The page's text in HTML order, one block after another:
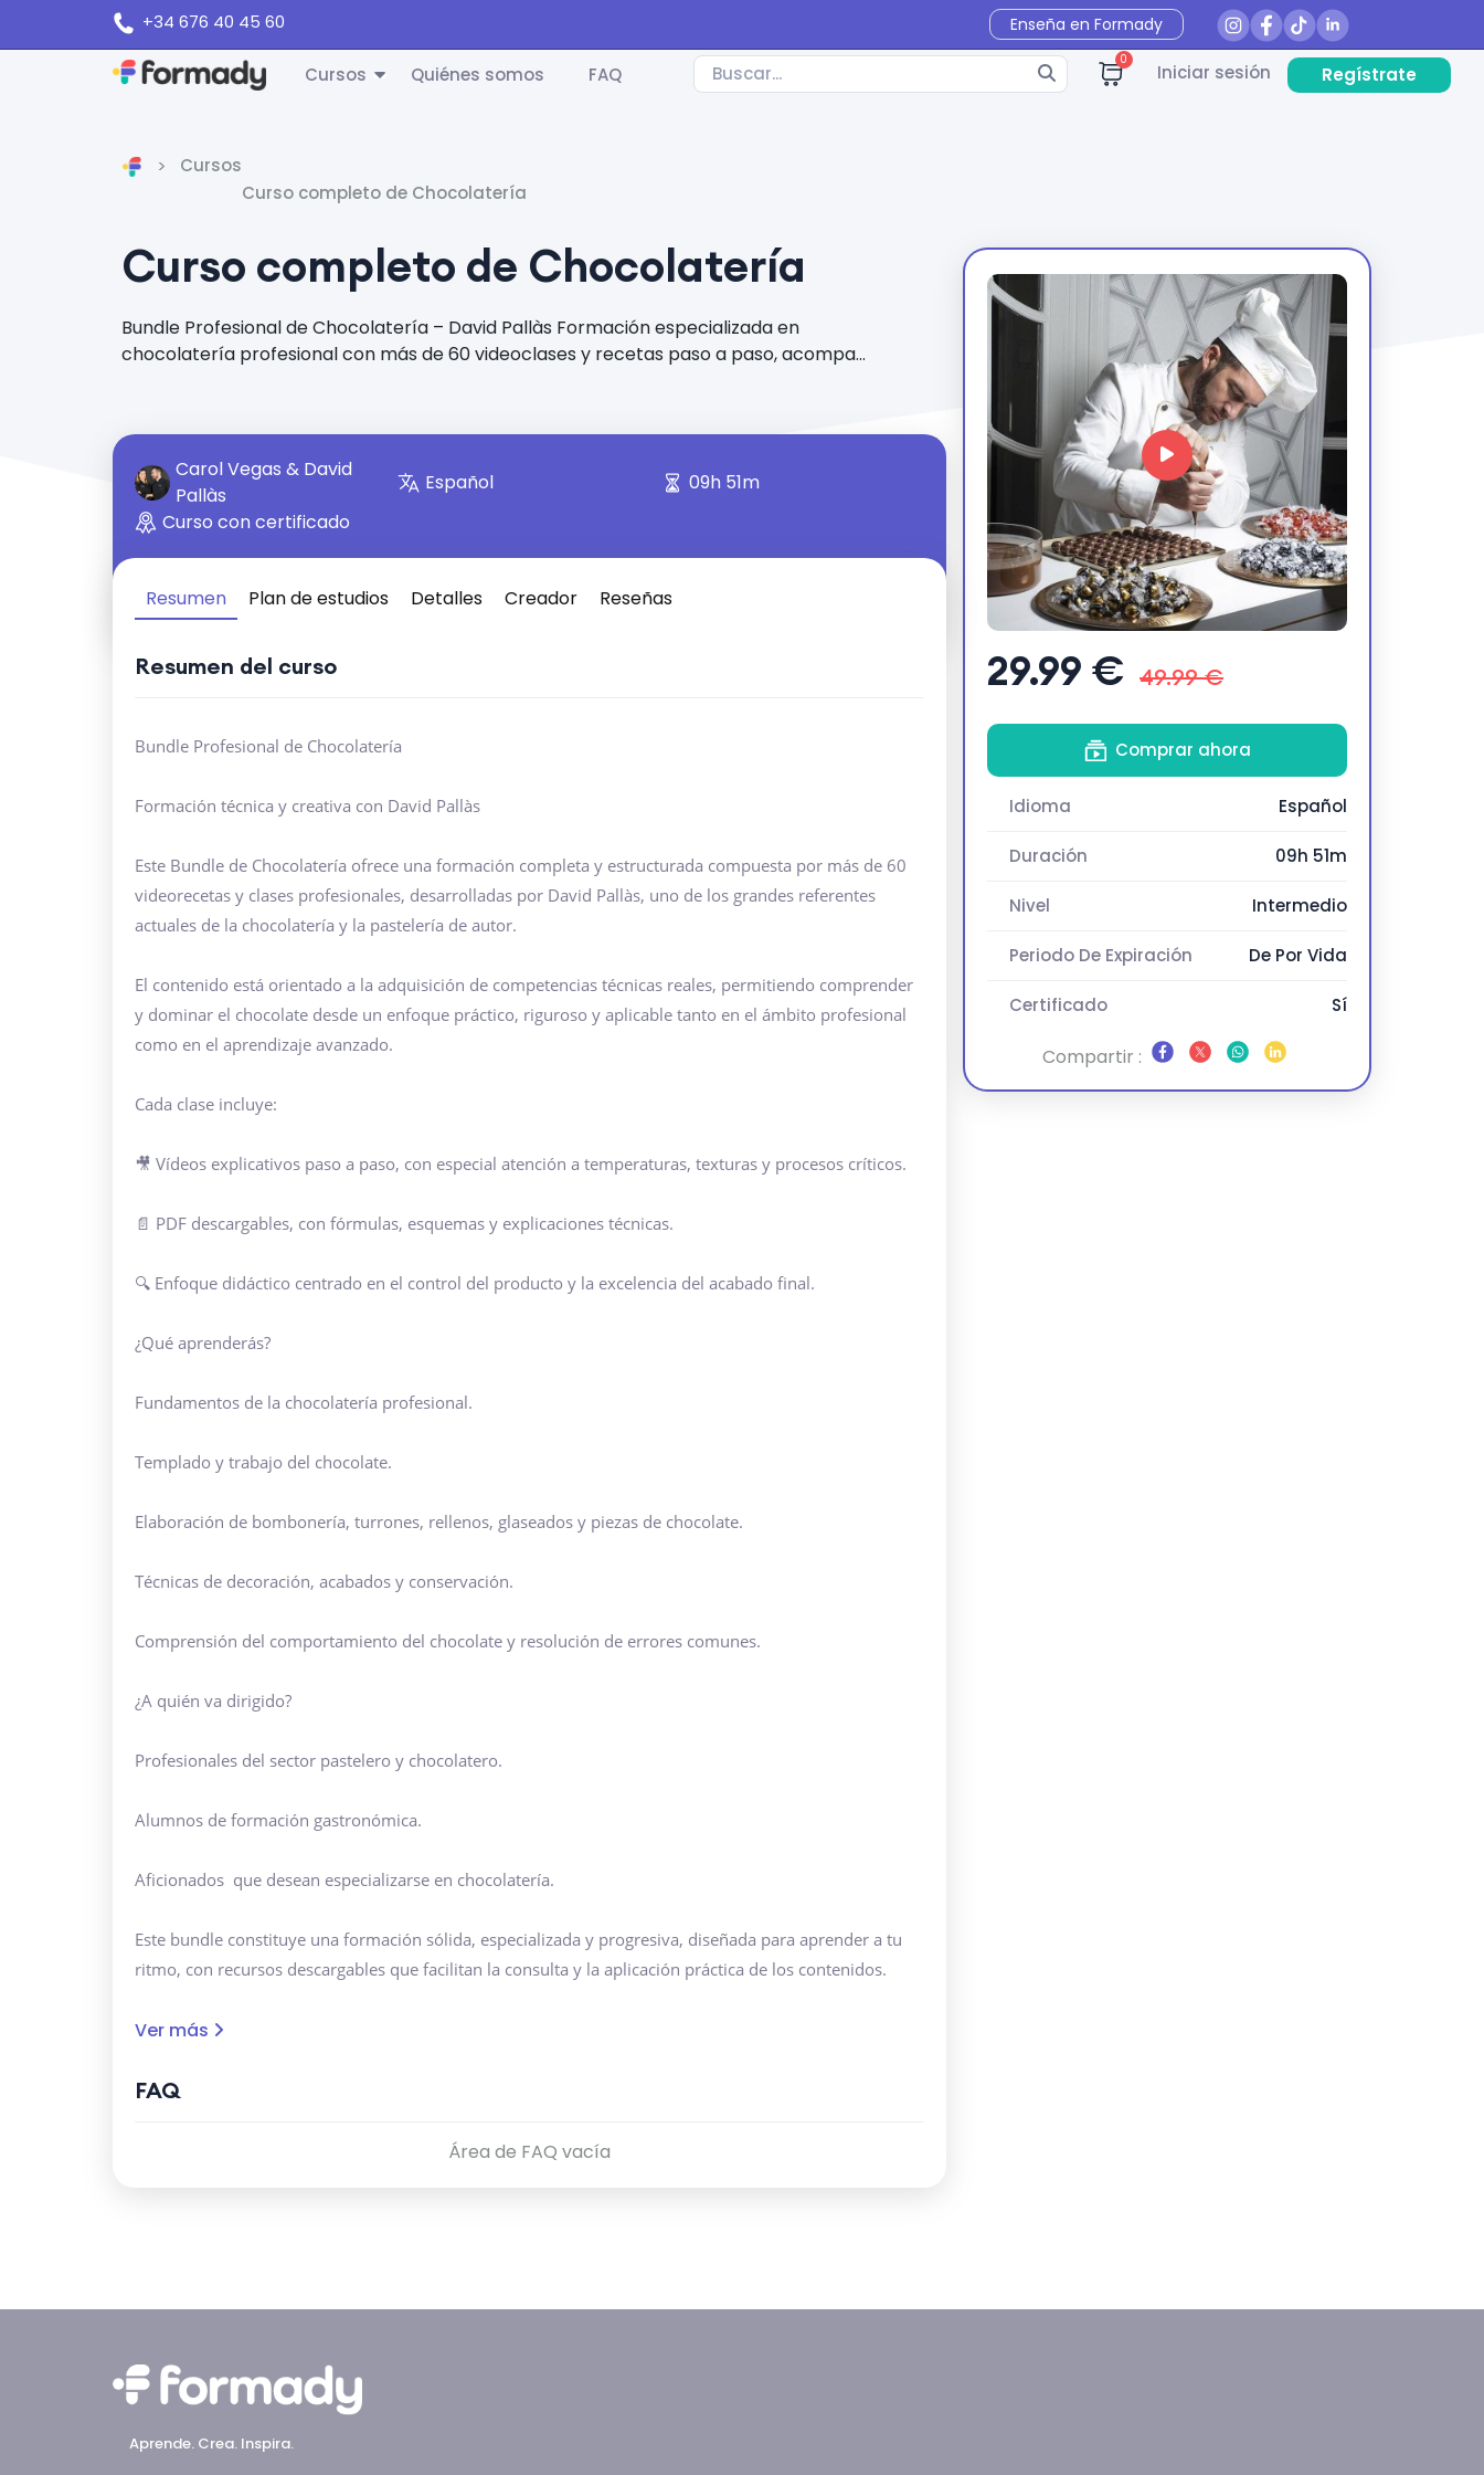
+34 676 40 45 60 Enseña en Formady
Cursos Quiénes somos FAQ
0
Iniciar sesión Regístrate
Cursos
Curso completo de Chocolatería
Curso completo de Chocolatería
Bundle Profesional de Chocolatería – David Pallàs Formación especializada en
chocolatería profesional con más de 60 videoclases y recetas paso a paso, acompa...
Carol Vegas & David
Pallàs
Español
09h 51m
Curso con certificado
Resumen Plan de estudios Detalles Creador Reseñas
Resumen del curso
Bundle Profesional de Chocolatería
Formación técnica y creativa con David Pallàs
Este Bundle de Chocolatería ofrece una formación completa y estructurada compuesta por más de 60
videorecetas y clases profesionales, desarrolladas por David Pallàs, uno de los grandes referentes
actuales de la chocolatería y la pastelería de autor.
El contenido está orientado a la adquisición de competencias técnicas reales, permitiendo comprender
y dominar el chocolate desde un enfoque práctico, riguroso y aplicable tanto en el ámbito profesional
como en el aprendizaje avanzado.
Cada clase incluye:
🎥 Vídeos explicativos paso a paso, con especial atención a temperaturas, texturas y procesos críticos.
📄 PDF descargables, con fórmulas, esquemas y explicaciones técnicas.
🔍 Enfoque didáctico centrado en el control del producto y la excelencia del acabado final.
¿Qué aprenderás?
Fundamentos de la chocolatería profesional.
Templado y trabajo del chocolate.
Elaboración de bombonería, turrones, rellenos, glaseados y piezas de chocolate.
Técnicas de decoración, acabados y conservación.
Comprensión del comportamiento del chocolate y resolución de errores comunes.
¿A quién va dirigido?
Profesionales del sector pastelero y chocolatero.
Alumnos de formación gastronómica.
Aficionados que desean especializarse en chocolatería.
Este bundle constituye una formación sólida, especializada y progresiva, diseñada para aprender a tu
ritmo, con recursos descargables que facilitan la consulta y la aplicación práctica de los contenidos.
Ver más
FAQ
Área de FAQ vacía
29.99 € 49.99 €
Comprar ahora
Idioma Español
Duración 09h 51m
Nivel Intermedio
Periodo De Expiración De Por Vida
Certificado Sí
Compartir :
Aprende. Crea. Inspira.